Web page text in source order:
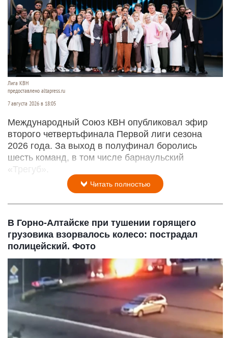
Лига КВН
предоставлено altapress.ru
7 августа 2026 в 18:05
Международный Союз КВН опубликовал эфир
второго четвертьфинала Первой лиги сезона
2026 года. За выход в полуфинал боролись
шесть команд, в том числе барнаульский
«Трегуб».
Читать полностью
В Горно-Алтайске при тушении горящего
грузовика взорвалось колесо: пострадал
полицейский. Фото